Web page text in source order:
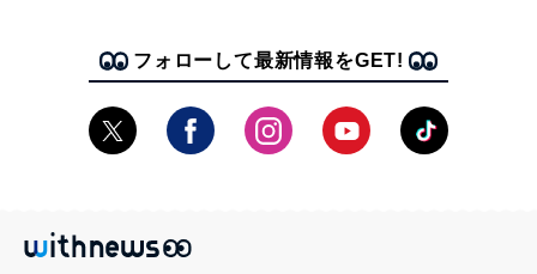
フォローして最新情報をGET!